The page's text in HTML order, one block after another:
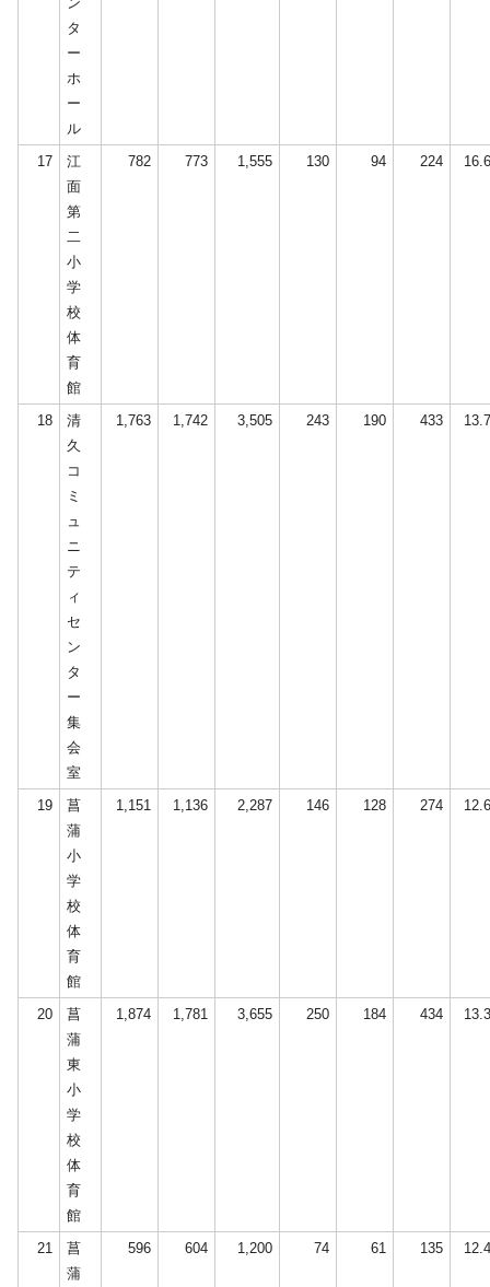
タ
ー
ホ
ー
ル
17
江
面
第
二
小
学
校
体
育
館
782 773 1,555 130 94 224
18
清
久
コ
ミ
ュ
ニ
テ
ィ
セ
ン
タ
ー
集
会
室
1,763 1,742 3,505 243 190 433
19
菖
蒲
小
学
校
体
育
館
1,151 1,136 2,287 146 128 274
20
菖
蒲
東
小
学
校
体
育
館
1,874 1,781 3,655 250 184 434
21
菖
蒲
596 604 1,200 74 61 135